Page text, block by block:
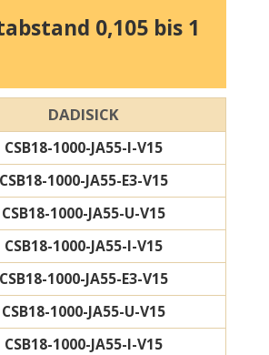
0,105 bis 1
DADISICK
CSB18-1000-JA55-I-V15
CSB18-1000-JA55-E3-V15
CSB18-1000-JA55-U-V15
CSB18-1000-JA55-I-V15
CSB18-1000-JA55-E3-V15
CSB18-1000-JA55-U-V15
CSB18-1000-JA55-I-V15